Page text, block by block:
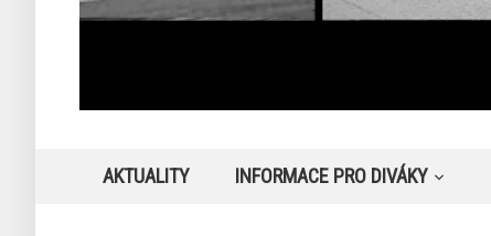
AKTUALITY INFORMACE PRO DIVÁKY